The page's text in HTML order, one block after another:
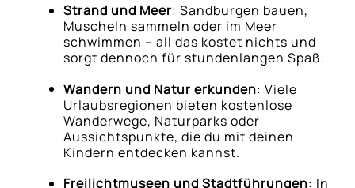
Strand und Meer: Sandburgen bauen,
Muscheln sammeln oder im Meer
schwimmen – all das kostet nichts und
sorgt dennoch für stundenlangen Spaß.
Wandern und Natur erkunden: Viele
Urlaubsregionen bieten kostenlose
Wanderwege, Naturparks oder
Aussichtspunkte, die du mit deinen
Kindern entdecken kannst.
Freilichtmuseen und Stadtführungen: In